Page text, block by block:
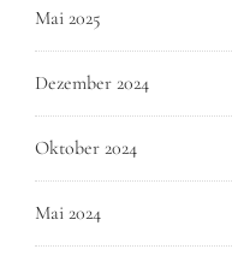
Mai 2025
Dezember 2024
Oktober 2024
Mai 2024